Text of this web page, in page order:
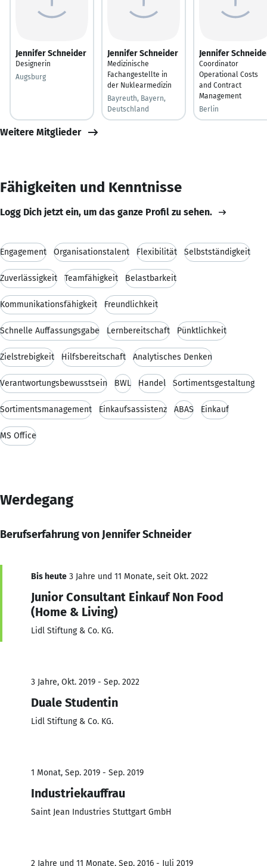
Jennifer Schneider
Designerin
Augsburg
Jennifer Schneider
Medizinische
Fachangestellte in
der Nuklearmedizin
Bayreuth, Bayern,
Deutschland
Jennifer
Coordinator
Operational Costs
and Contract
Management
Berlin
Weitere Mitglieder
Fähigkeiten und Kenntnisse
Logg Dich jetzt ein, um das ganze Profil zu sehen.
Engagement Organisationstalent Flexibilität Selbstständigkeit
Zuverlässigkeit Teamfähigkeit Belastbarkeit
Kommunikationsfähigkeit Freundlichkeit
Schnelle Auffassungsgabe Lernbereitschaft Pünktlichkeit
Zielstrebigkeit Hilfsbereitschaft Analytisches Denken
Verantwortungsbewusstsein BWL Handel Sortimentsgestaltung
Sortimentsmanagement Einkaufsassistenz ABAS Einkauf
MS Office
Werdegang
Berufserfahrung von Jennifer Schneider
Bis heute 3 Jahre und 11 Monate, seit Okt. 2022
Junior Consultant Einkauf Non Food
(Home & Living)
Lidl Stiftung & Co. KG.
3 Jahre, Okt. 2019 - Sep. 2022
Duale Studentin
Lidl Stiftung & Co. KG.
1 Monat, Sep. 2019 - Sep. 2019
Industriekauffrau
Saint Jean Industries Stuttgart GmbH
2 Jahre und 11 Monate, Sep. 2016 - Juli 2019